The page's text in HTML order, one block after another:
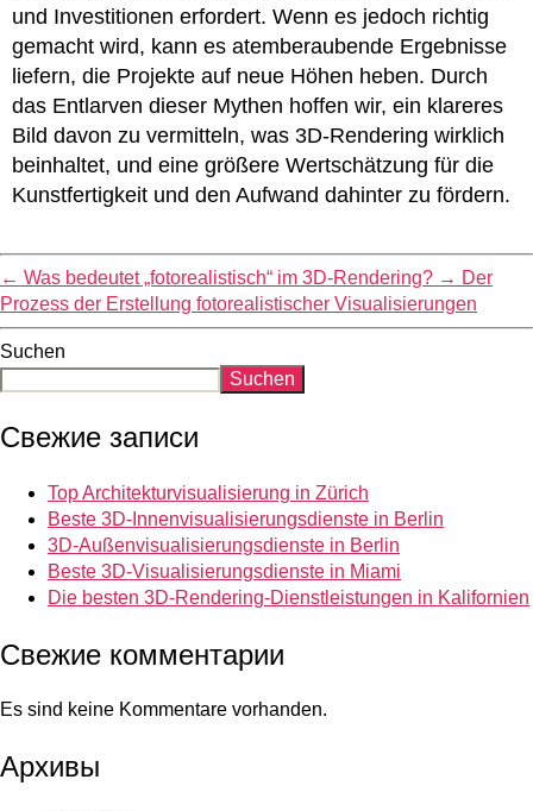
und Investitionen erfordert. Wenn es jedoch richtig
gemacht wird, kann es atemberaubende Ergebnisse
liefern, die Projekte auf neue Höhen heben. Durch
das Entlarven dieser Mythen hoffen wir, ein klareres
Bild davon zu vermitteln, was 3D-Rendering wirklich
beinhaltet, und eine größere Wertschätzung für die
Kunstfertigkeit und den Aufwand dahinter zu fördern.
← Was bedeutet „fotorealistisch“ im 3D-Rendering? → Der
Prozess der Erstellung fotorealistischer Visualisierungen
Suchen
Suchen
Свежие записи
Top Architekturvisualisierung in Zürich
Beste 3D-Innenvisualisierungsdienste in Berlin
3D-Außenvisualisierungsdienste in Berlin
Beste 3D-Visualisierungsdienste in Miami
Die besten 3D-Rendering-Dienstleistungen in Kalifornien
Свежие комментарии
Es sind keine Kommentare vorhanden.
Архивы